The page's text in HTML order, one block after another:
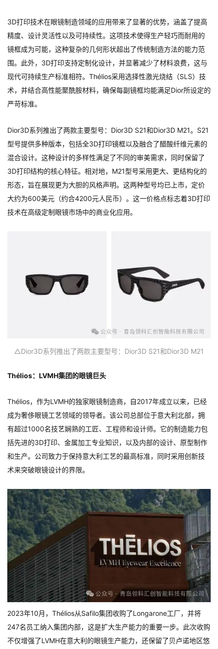
3D打印技术在眼镜制造领域的应用带来了显著的优势，涵盖了提高
精度、设计灵活性以及可持续性。这项技术使得生产轻巧而耐用的
镜框成为可能，这种复杂的几何形状超出了传统制造方法的能力范
围。此外，3D打印支持定制化设计，并显著减少了材料浪费，这与
现代可持续生产标准相符。Thélios采用选择性激光烧结（SLS）技
术，并结合高性能聚酰胺材料，确保每副镜框均能满足Dior所设定的
严苛标准。
Dior3D系列推出了两款主要型号：Dior3D S21和Dior3D M21。S21
型号提供多种版本，包括全3D打印镜框以及融合了醋酸纤维元素的
混合设计。这种设计的多样性满足了不同的审美需求，同时保留了
3D打印结构的核心特征。相对地，M21型号采用更大、更结构化的
形态，旨在展现更为大胆的风格声明。这两种型号均已上市，定价
大约为600美元（约合4200元人民币）。这一价格点标志着3D打印
技术在高级定制眼镜市场中的商业化应用。
△Dior3D系列推出了两款主要型号：Dior3D S21和Dior3D M21
Thélios：LVMH集团的眼镜巨头
Thélios，作为LVMH的独家眼镜制造商，自2017年成立以来，已经
成为奢侈眼镜工艺领域的领导者。该公司总部位于意大利北部，拥
有超过1000名技艺娴熟的工匠、工程师和设计师。它的制造能力包
括先进的3D打印、金属加工专业知识，以及内部的设计、原型制作
和生产。公司致力于保持意大利工艺的最高标准，同时采用创新技
术来突破眼镜设计的界限。
2023年10月，Thélios从Safilo集团收购了Longarone工厂，并将
247名员工纳入集团内部，这是扩大生产能力的重要一步。此次收购
不仅增强了LVMH在意大利的眼镜生产能力，还保留了贝卢诺地区悠